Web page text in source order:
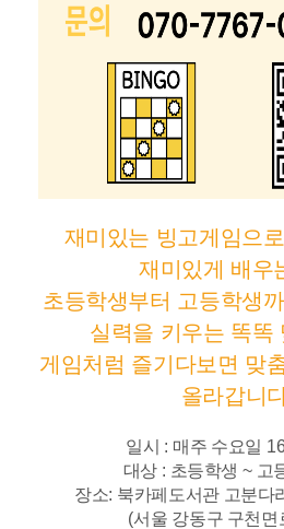
재미있는 빙고게임으
재미있게 배우
초등학생부터 고등학생
실력을 키우는 똑똑
게임처럼 즐기다보면 맞
올라갑니
일시 : 매주 수요일
대상 : 초등학생 ~ 고
장소: 북카페도서관 고분다
(서울 강동구 구천면